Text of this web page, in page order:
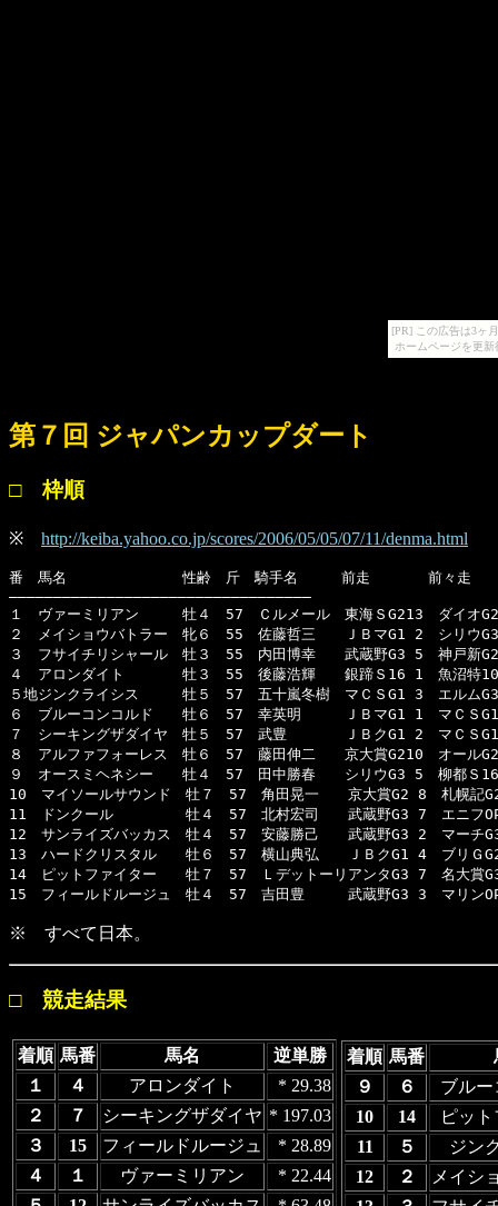
[PR] この広告は3ヶ
ホームページを更
第７回 ジャパンカップダート
□ 枠順
※ http://keiba.yahoo.co.jp/scores/2006/05/05/07/11/denma.html
番　馬名　　　　　　　　性齢　斤　騎手名　　　前走　　　　前々走
――――――――――――――――――――――――――――――――――
１　ヴァーミリアン　　　牡４　57　Ｃルメール　東海ＳG213　ダイオ
２　メイショウバトラー　牝６　55　佐藤哲三　　ＪＢマG1 2　シリウ
３　フサイチリシャール　牡３　55　内田博幸　　武蔵野G3 5　神戸新
４　アロンダイト　　　　牡３　55　後藤浩輝　　銀蹄Ｓ16 1　魚沼特
５地ジンクライシス　　　牡５　57　五十嵐冬樹　マＣＳG1 3　エルム
６　ブルーコンコルド　　牡６　57　幸英明　　　ＪＢマG1 1　マＣＳ
７　シーキングザダイヤ　牡５　57　武豊　　　　ＪＢクG1 2　マＣＳ
８　アルファフォーレス　牡６　57　藤田伸二　　京大賞G210　オール
９　オースミヘネシー　　牡４　57　田中勝春　　シリウG3 5　柳都Ｓ
10　マイソールサウンド　牡７　57　角田晃一　　京大賞G2 8　札幌記
11　ドンクール　　　　　牡４　57　北村宏司　　武蔵野G3 7　エニフ
12　サンライズバッカス　牡４　57　安藤勝己　　武蔵野G3 2　マーチ
13　ハードクリスタル　　牡６　57　横山典弘　　ＪＢクG1 4　ブリＧ
14　ピットファイター　　牡７　57　ＬデットーリアンタG3 7　名大賞
15　フィールドルージュ　牡４　57　吉田豊　　　武蔵野G3 3　マリン
※ すべて日本。
□ 競走結果
着順 馬番 馬名
逆単勝
１
４ アロンダイト
* 29.38
２
７ シーキングザダイヤ * 197.03
３
15 フィールドルージュ
* 28.89
４
１ ヴァーミリアン
* 22.44
着順 馬番
９
６
ブル
10
14
ピッ
11
５
ジン
12
２
メイシ